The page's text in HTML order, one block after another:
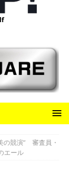
の競演” 審査員・
エール